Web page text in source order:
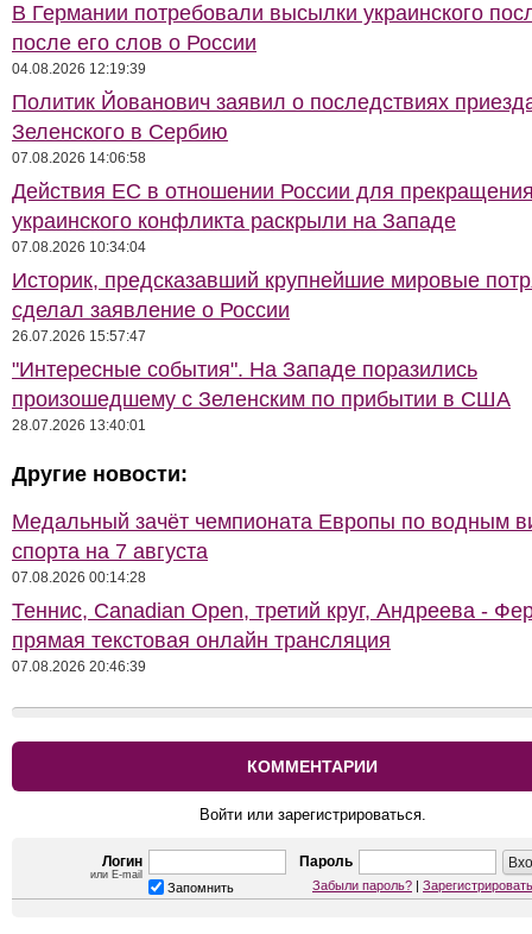
В Германии потребовали высылки украинского
после его слов о России
04.08.2026 12:19:39
Политик Йованович заявил о последствиях
Зеленского в Сербию
07.08.2026 14:06:58
Действия ЕС в отношении России для
украинского конфликта раскрыли на Западе
07.08.2026 10:34:04
Историк, предсказавший крупнейшие мировые
сделал заявление о России
26.07.2026 15:57:47
"Интересные события". На Западе поразились
произошедшему с Зеленским по прибытии в США
28.07.2026 13:40:01
Другие новости:
Медальный зачёт чемпионата Европы по водным
спорта на 7 августа
07.08.2026 00:14:28
Теннис, Canadian Open, третий круг, Андреева -
прямая текстовая онлайн трансляция
07.08.2026 20:46:39
КОММЕНТАРИИ
Войти или зарегистрироваться.
Логин
или E-mail
Пароль
Запомнить Забыли пароль? |